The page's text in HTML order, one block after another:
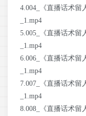
4.004_《直播话术留
_1.mp4
5.005_《直播话术留
_1.mp4
6.006_《直播话术留
_1.mp4
7.007_《直播话术留
_1.mp4
8.008_《直播话术留